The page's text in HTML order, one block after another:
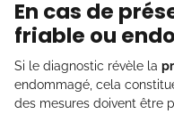
En cas de
friable ou
Si le diagnostic révèle la
endommagé, cela
des mesures doivent être